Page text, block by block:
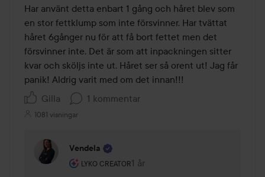
av
5
Har använt detta enbart 1 gång och håret blev som
en stor fettklump som inte försvinner. Har tvättat
håret 6gånger nu för att få bort fettet men det
försvinner inte. Det är som att inpackningen sitter
kvar och sköljs inte ut. Håret ser så orent ut! Jag får
panik! Aldrig varit med om det innan!!!
Gilla
1 kommentar
1081 visningar
Vendela
LYKO CREATOR
Användarens roll: Lyko Creator.
1 år
Kommentaren lades 1 år